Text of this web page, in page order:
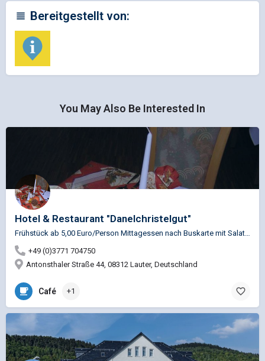
Bereitgestellt von:
You May Also Be Interested In
Hotel & Restaurant "Danelchristelgut"
Frühstück ab 5,00 Euro/Person Mittagessen nach Buskarte mit Salatecke ab 8,50 Euro/Person Mittagessen als…
+49 (0)3771 704750
Antonsthaler Straße 44, 08312 Lauter, Deutschland
Café +1